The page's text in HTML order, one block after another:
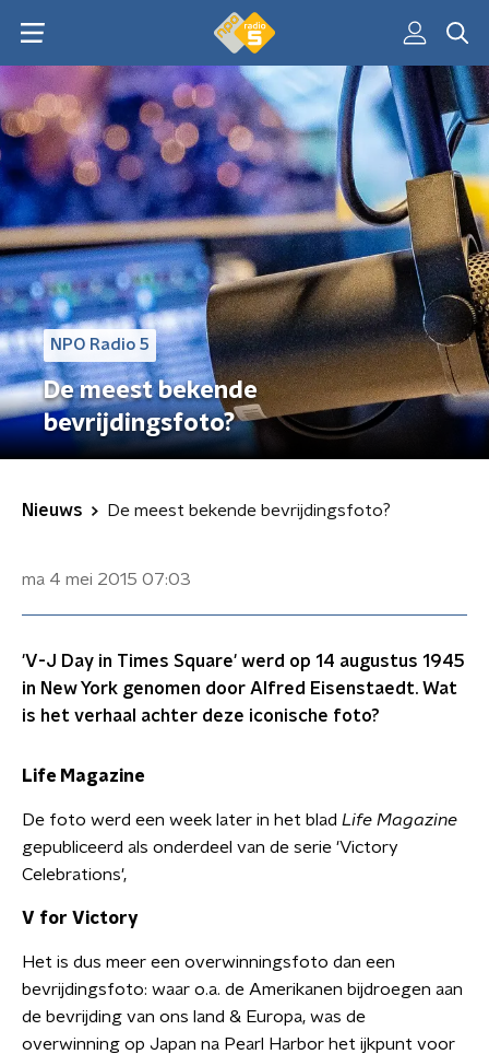
NPO Radio 5
De meest bekende
bevrijdingsfoto?
Nieuws De meest bekende bevrijdingsfoto?
ma 4 mei 2015 07:03
'V-J Day in Times Square' werd op 14 augustus 1945
in New York genomen door Alfred Eisenstaedt. Wat
is het verhaal achter deze iconische foto?
Life Magazine
De foto werd een week later in het blad Life Magazine
gepubliceerd als onderdeel van de serie 'Victory
Celebrations',
V for Victory
Het is dus meer een overwinningsfoto dan een
bevrijdingsfoto: waar o.a. de Amerikanen bijdroegen aan
de bevrijding van ons land & Europa, was de
overwinning op Japan na Pearl Harbor het ijkpunt voor